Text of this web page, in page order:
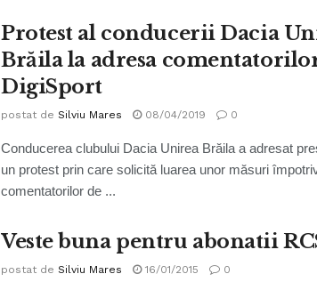
Protest al conducerii Dacia
Brăila la adresa
DigiSport
postat de Silviu Mares 08/04/2019 0
Conducerea clubului Dacia Unirea Brăila a adresat
un protest prin care solicită luarea unor măsuri
comentatorilor de ...
Veste buna pentru abonatii
postat de Silviu Mares 16/01/2015 0